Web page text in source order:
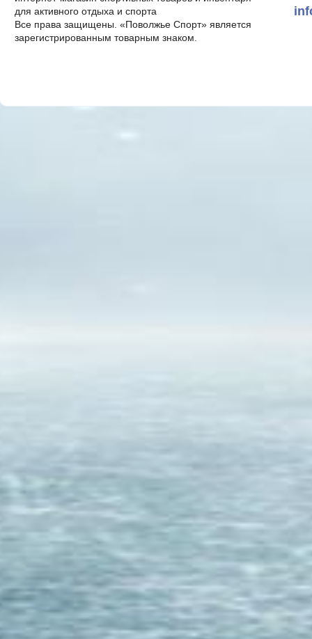
для активного отдыха и спорта
Все права защищены. «Поволжье Спорт» является
зарегистрированным товарным знаком.